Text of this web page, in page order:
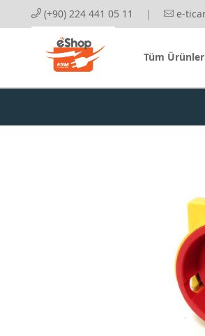
(+90) 224 441 05 11 | e-
Tüm Ürünler